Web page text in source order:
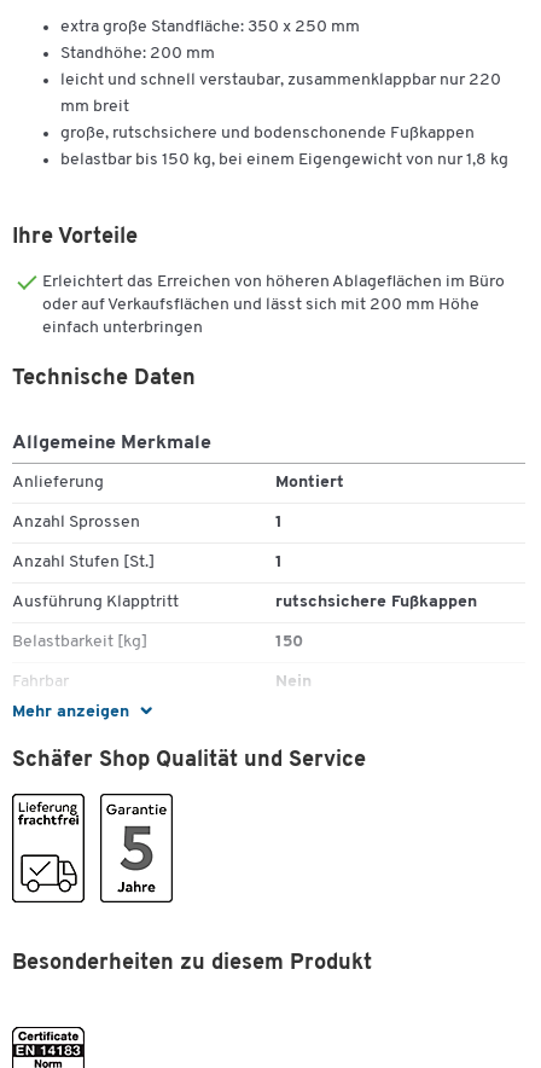
extra große Standfläche: 350 x 250 mm
Standhöhe: 200 mm
leicht und schnell verstaubar, zusammenklappbar nur 220
mm breit
große, rutschsichere und bodenschonende Fußkappen
belastbar bis 150 kg, bei einem Eigengewicht von nur 1,8 kg
Ihre Vorteile
Erleichtert das Erreichen von höheren Ablageflächen im Büro
oder auf Verkaufsflächen und lässt sich mit 200 mm Höhe
einfach unterbringen
Mehr anzeigen
Technische Daten
Allgemeine Merkmale
Anlieferung Montiert
Anzahl Sprossen 1
Anzahl Stufen [St.] 1
Ausführung Klapptritt rutschsichere Fußkappen
Belastbarkeit [kg] 150
Fahrbar Nein
Farbe
Gewicht [kg] 1,8
Höhe [mm]
Material
Material Podest Aluminium
Plattformbreite [mm]
Schäfer Shop Qualität und Service
Besonderheiten zu diesem Produkt